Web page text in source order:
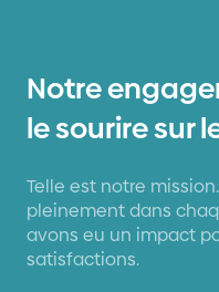
Notre
le sourire sur
Telle est notre
pleinement dans
avons eu un impact
satisfactions.